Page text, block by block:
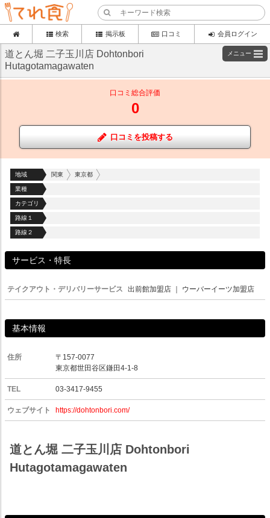
検索 掲示板 口コミ 会員ログイン
道とん堀 二子玉川店 Dohtonbori
Hutagotamagawaten
メニュー
口コミ総合評価
0
口コミを投稿する
地域 関東 東京都
業種
カテゴリ
路線１
路線２
サービス・特長
テイクアウト・デリバリーサービス 出前館加盟店 ウーバーイーツ加盟店
基本情報
住所
〒157-0077
東京都世田谷区鎌田4-1-8
TEL 03-3417-9455
ウェブサイト https://dohtonbori.com/
道とん堀 二子玉川店 Dohtonbori
Hutagotamagawaten